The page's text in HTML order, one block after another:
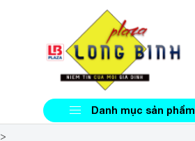
Danh mục sản phẩm
>